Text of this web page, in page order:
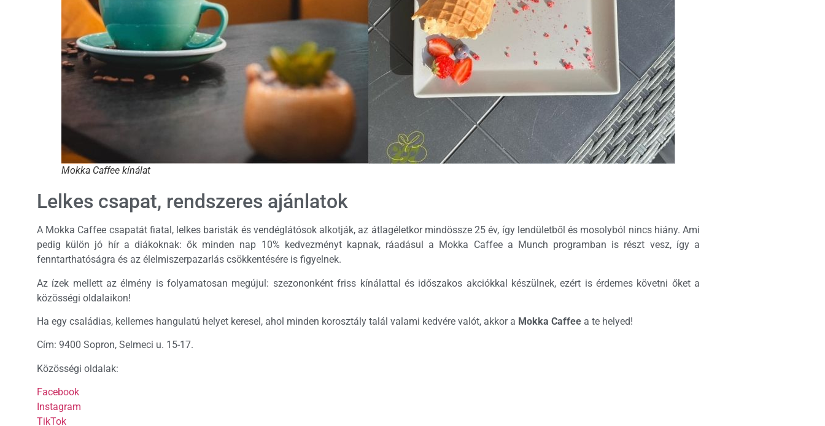
Mokka Caffee kínálat
Lelkes csapat, rendszeres ajánlatok
A Mokka Caffee csapatát fiatal, lelkes baristák és vendéglátósok alkotják, az átlagéletkor mindössze 25 év, így lendületből és mosolyból nincs hiány. Ami
pedig külön jó hír a diákoknak: ők minden nap 10% kedvezményt kapnak, ráadásul a Mokka Caffee a Munch programban is részt vesz, így a
fenntarthatóságra és az élelmiszerpazarlás csökkentésére is figyelnek.
Az ízek mellett az élmény is folyamatosan megújul: szezononként friss kínálattal és időszakos akciókkal készülnek, ezért is érdemes követni őket a
közösségi oldalaikon!
Ha egy családias, kellemes hangulatú helyet keresel, ahol minden korosztály talál valami kedvére valót, akkor a Mokka Caffee a te helyed!
Cím: 9400 Sopron, Selmeci u. 15-17.
Közösségi oldalak:
Facebook
Instagram
TikTok